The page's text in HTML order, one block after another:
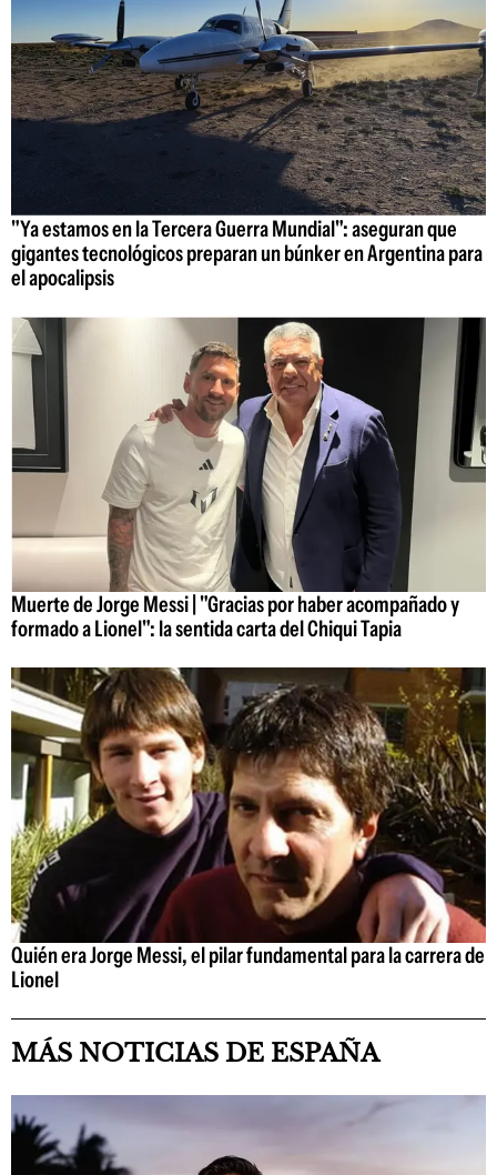
"Ya estamos en la Tercera Guerra Mundial": aseguran que
gigantes tecnológicos preparan un búnker en Argentina para
el apocalipsis
Muerte de Jorge Messi | "Gracias por haber acompañado y
formado a Lionel": la sentida carta del Chiqui Tapia
Quién era Jorge Messi, el pilar fundamental para la carrera de
Lionel
MÁS NOTICIAS DE ESPAÑA